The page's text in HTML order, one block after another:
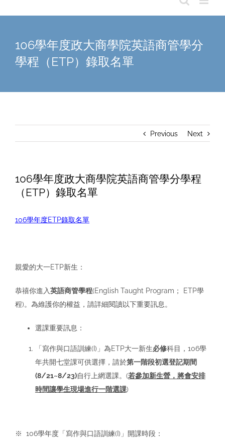
106學年度政大商學院英語商管學分
學程（ETP）錄取名單
Previous Next
106學年度政大商學院英語商管學分學程
（ETP）錄取名單
106學年度ETP錄取名單
親愛的大一ETP新生：
恭禧你進入英語商管學程(English Taught Program； ETP學
程)。為維護你的權益，請詳細閱讀以下重要訊息。
選課重要訊息：
「寫作與口語訓練(I)」為ETP大一新生必修科目，106學
年共開七堂課可供選擇，請於第一階段初選登記期間
(8/21~8/23)自行上網選課。(若參加新生營，將會安排
時間讓學生現場進行一階選課)
※ 106學年度「寫作與口語訓練(I)」開課時段：